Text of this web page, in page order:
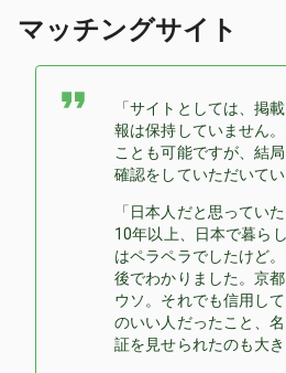
マッチングサイト
「サイトとしては、掲
報は保持していません
ことも可能ですが、結
確認をしていただいて
「日本人だと思ってい
10年以上、日本で暮ら
はペラペラでしたけど
後でわかりました。京
ウソ。それでも信用し
のいい人だったこと、
証を見せられたのも大き